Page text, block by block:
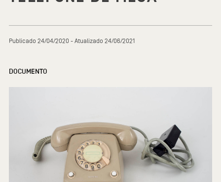
Publicado 24/04/2020 - Atualizado 24/06/2021
DOCUMENTO